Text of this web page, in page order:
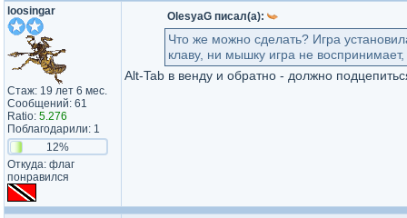
loosingar
Стаж: 19 лет 6 мес.
Сообщений: 61
Ratio: 5.276
Поблагодарили: 1
12%
Откуда: флаг
понравился
OlesyaG писал(а):
Что же можно сделать? Игра
клаву, ни мышку игра не воспринимает,
Alt-Tab в венду и обратно - должно